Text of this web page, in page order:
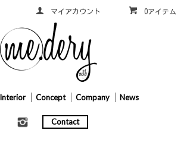
0アイテム
マイアカウント
Interior Concept Company News
Contact